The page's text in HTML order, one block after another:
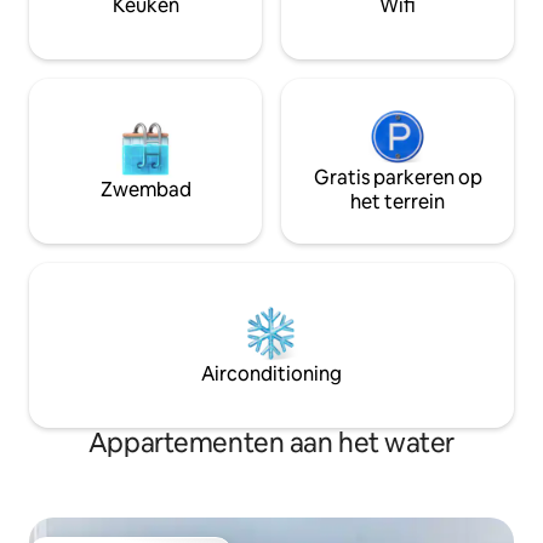
Beleidsregels voor details over honden.
droomvakantie!
Keuken Wifi
Zwembad
Gratis parkeren op
het terrein
Airconditioning
Appartementen aan het water